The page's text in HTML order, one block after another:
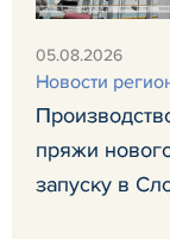
05.08.2026
Новости
пряжи
запуску в